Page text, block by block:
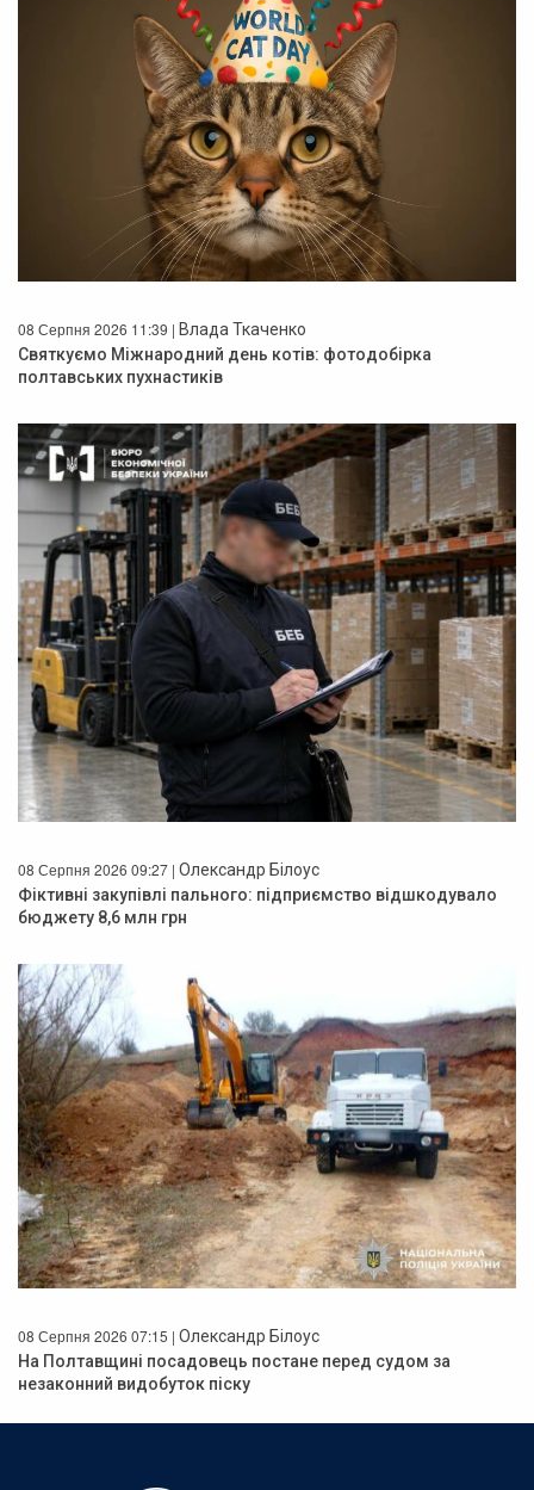
08 Серпня 2026 11:39 | Влада Ткаченко
Святкуємо Міжнародний день котів: фотодобірка
полтавських пухнастиків
08 Серпня 2026 09:27 | Олександр Білоус
Фіктивні закупівлі пального: підприємство відшкодувало
бюджету 8,6 млн грн
08 Серпня 2026 07:15 | Олександр Білоус
На Полтавщині посадовець постане перед судом за
незаконний видобуток піску